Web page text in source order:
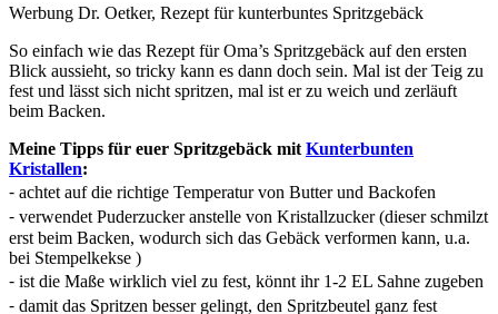
Werbung Dr. Oetker, Rezept für kunterbuntes Spritzgebäck
So einfach wie das Rezept für Oma’s Spritzgebäck auf den ersten
Blick aussieht, so tricky kann es dann doch sein. Mal ist der Teig zu
fest und lässt sich nicht spritzen, mal ist er zu weich und zerläuft
beim Backen.
Meine Tipps für euer Spritzgebäck mit Kunterbunten
Kristallen:
⁃ achtet auf die richtige Temperatur von Butter und Backofen
⁃ verwendet Puderzucker anstelle von Kristallzucker (dieser schmilzt
erst beim Backen, wodurch sich das Gebäck verformen kann, u.a.
bei Stempelkekse )
⁃ ist die Maße wirklich viel zu fest, könnt ihr 1-2 EL Sahne zugeben
⁃ damit das Spritzen besser gelingt, den Spritzbeutel ganz fest